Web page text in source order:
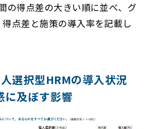
の得点差の大きい順に並べ、グ
点差と施策の導入率を記載し
選択型HRMの導入状況
に及ぼす影響